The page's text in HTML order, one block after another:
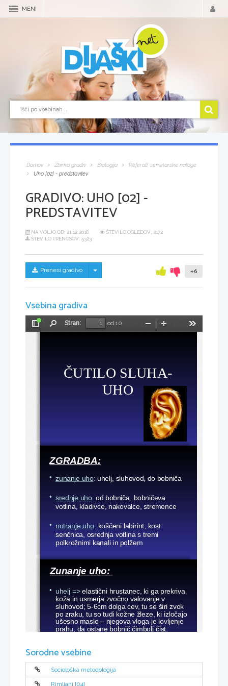
MENI
Domov Zbirka gradiv Biologija
Referati, seminarske naloge
Uho [02] - predstavitev
GRADIVO:UHO [02] -
PREDSTAVITEV
NA VOLJO OD: 21.12.2018
ŠTEVILO OGLEDOV: 2172
ŠTEVILO PRENOSOV: 5323
Prenesi gradivo Skrij/prikaži meni +6
Vsebina gradiva
Preklopi
Stran:
od 10
Pomanjšaj
ČUTILO SLUHA-
UHO
ZGRADBA:
• zunanje uho: uhelj, sluhovod, do bobniča
• srednje uho: od bobniča, bobničeva
votlina, kladivce, nakovalce, stremence
• notranje uho: koščeni labirint, kost
senčnica, osrednja votlina s tremi
polkrožnimi kanali in polžem
Zunanje uho:
• uhelj => elastični hrustanec, ki ga prekriva
koža in usmerja zvočno valovanje v
sluhovod; 5-6cm dolga cev, tu se širi zvok
po zraku, tu so tudi kožne žleze, ki izločajo
ušesno maslo – njegova vloga je lovljenje
prahu, da ostane bobnič čimbolj čist.
zunanje od srednjega ušesa
Srednje uho:
Sorodne vsebine
Sociološka metodologija
Rimljani [04]